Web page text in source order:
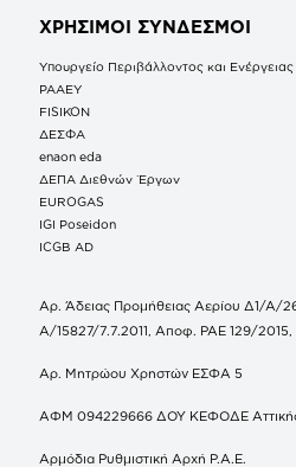
ΧΡΗΣΙΜΟΙ ΣΥΝΔΕΣΜΟΙ
Υπουργείο Περιβάλλοντος και Ενέργειας
ΡΑΑΕΥ
FISIKON
ΔΕΣΦΑ
enaon eda
ΔΕΠΑ Διεθνών Έργων
EUROGAS
IGI Poseidon
ICGB AD
Αρ. Άδειας Προμήθειας Αερίου Δ1/Α/
Α/15827/7.7.2011, Αποφ. ΡΑΕ 129/
Αρ. Μητρώου Χρηστών ΕΣΦΑ 5
ΑΦΜ 094229666 ΔΟΥ ΚΕΦΟΔΕ
Αρμόδια Ρυθμιστική Αρχή Ρ.Α.Ε.